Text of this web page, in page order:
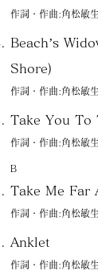
作詞・作曲:角松敏
Beach’s
Shore)
作詞・作曲:角松敏
Take You To
作詞・作曲:角松敏
Ｂ
Take Me Far
作詞・作曲:角松敏
Anklet
作詞・作曲:角松敏